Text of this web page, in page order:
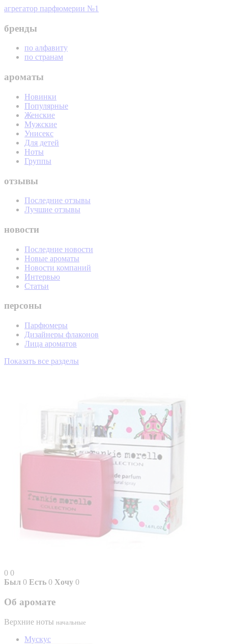
агрегатор парфюмерии №1
бренды
по алфавиту
по странам
ароматы
Новинки
Популярные
Женские
Мужские
Унисекс
Для детей
Ноты
Группы
отзывы
Последние отзывы
Лучшие отзывы
новости
Последние новости
Новые ароматы
Новости компаний
Интервью
Статьи
персоны
Парфюмеры
Дизайнеры флаконов
Лица ароматов
Показать все разделы
0 0
Был 0 Есть 0 Хочу 0
Об аромате
Верхние ноты начальные
Мускус